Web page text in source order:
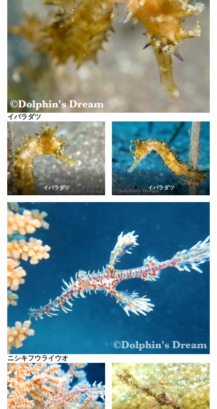
イバラダツ
イバラダツ イバラダツ
ニシキフウライウオ